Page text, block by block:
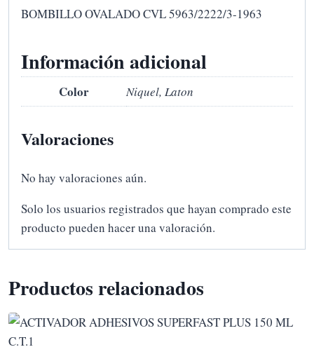
BOMBILLO OVALADO CVL 5963/2222/3-1963
Información adicional
Color Niquel, Laton
Valoraciones
No hay valoraciones aún.
Solo los usuarios registrados que hayan comprado este
producto pueden hacer una valoración.
Productos relacionados